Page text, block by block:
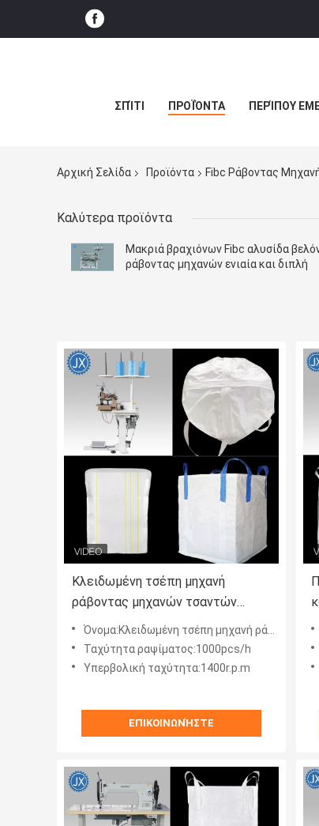
ΣΠΊΤΙ ΠΡΟΪΌΝΤΑ ΠΕΡΊΠΟΥ
Αρχική Σελίδα Προϊόντα Fibc Ράβοντας
Καλύτερα προϊόντα
Μακριά βραχιόνων Fibc αλυσίδα
ράβοντας μηχανών ενιαία και διπλή
Κλειδωμένη τσέπη μηχανή
ράβοντας μηχανών τσαντών
εμπορευματοκιβωτίων έξοχη που
στριφώνει 81300
Όνομα:Κλειδωμένη τσέπη μηχανή ράβοντας μηχανών τσαντών εμπορευματοκιβωτίων έξοχη που στριφώνει 81300
Ταχύτητα ραψίματος:1000pcs/h
Υπερβολική ταχύτητα:1400r.p.m
ΕΠΙΚΟΙΝΩΝΉΣΤΕ